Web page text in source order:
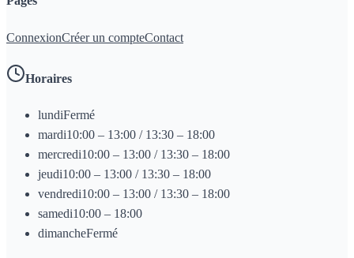
ConnexionCréer un compteContact
Horaires
lundiFermé
mardi10:00 – 13:00 / 13:30 – 18:00
mercredi10:00 – 13:00 / 13:30 – 18:00
jeudi10:00 – 13:00 / 13:30 – 18:00
vendredi10:00 – 13:00 / 13:30 – 18:00
samedi10:00 – 18:00
dimancheFermé